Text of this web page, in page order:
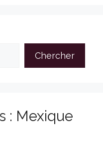
Chercher
: Mexique